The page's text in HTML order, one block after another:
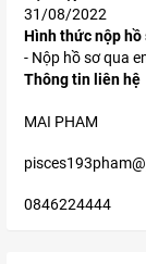
31/08/2022
Hình thức nộp hồ
- Nộp hồ sơ qua
Thông tin liên hệ
MAI PHAM
0846224444